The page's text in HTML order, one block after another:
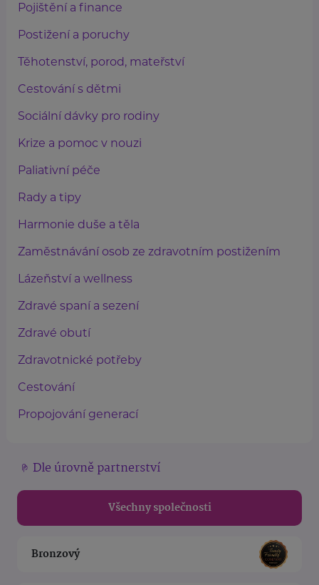
Pojištění a finance
Postižení a poruchy
Těhotenství, porod, mateřství
Cestování s dětmi
Sociální dávky pro rodiny
Krize a pomoc v nouzi
Paliativní péče
Rady a tipy
Harmonie duše a těla
Zaměstnávání osob ze zdravotním postižením
Lázeňství a wellness
Zdravé spaní a sezení
Zdravé obutí
Zdravotnické potřeby
Cestování
Propojování generací
Dle úrovně partnerství
Všechny společnosti
Bronzový